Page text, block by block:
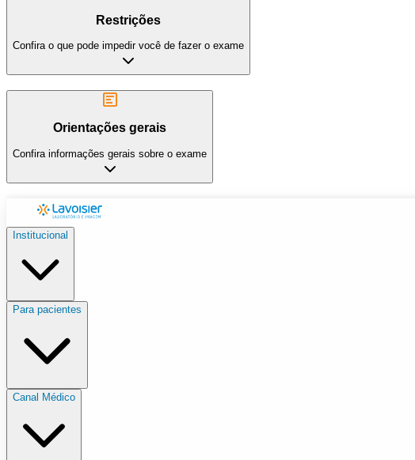
Restrições
Confira o que pode impedir você de fazer o exame
Orientações gerais
Confira informações gerais sobre o exame
Institucional
Para pacientes
Canal Médico